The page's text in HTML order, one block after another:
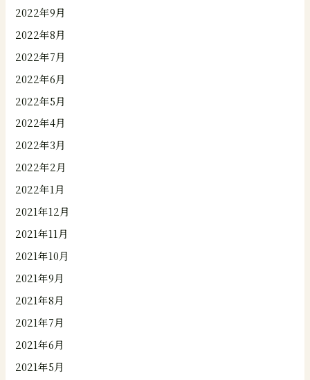
2022年9月
2022年8月
2022年7月
2022年6月
2022年5月
2022年4月
2022年3月
2022年2月
2022年1月
2021年12月
2021年11月
2021年10月
2021年9月
2021年8月
2021年7月
2021年6月
2021年5月